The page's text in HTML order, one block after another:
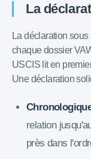
La
La déclaration
chaque dossier
USCIS lit en
Une déclaration
relation
près dans